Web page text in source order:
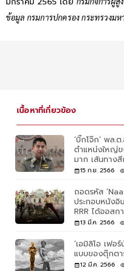
ข้อมูล กรมการปกครอง กระทรวงมห
เนื้อหาที่เกี่ยวข้อง
‘บิ๊กโจ๊ก’ พล.
ตำแหน่งใหญ่
มาก เส้นทาง
15 ก.ย. 2566
ถอดรหัส
ประกอบหนังอิ
RRR ได้ออส
13 มี.ค. 2566
‘เอมิลิโอ เฟอ
แบบของตุ๊กตา
12 มี.ค. 2566